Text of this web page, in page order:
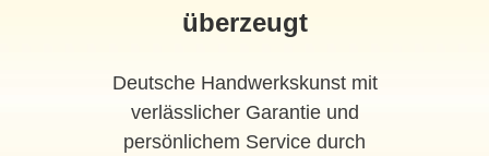
überzeugt
Deutsche Handwerkskunst mit
verlässlicher Garantie und
persönlichem Service durch